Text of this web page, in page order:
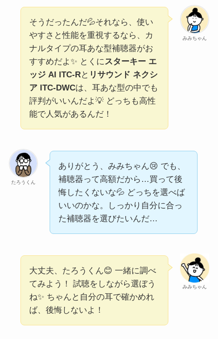
みみちゃん
そうだったんだ💦それなら、使い
やすさと性能を重視するなら、カ
ナルタイプの耳あな型補聴器がお
すすめだよ✨ とくにスターキー エ
ッジ AI ITC-Rと リサウンド ネクシ
ア ITC-DWCは、耳あな型の中でも
評判がいいんだよ💡 どっちも高性
能で人気があるんだ！
たろうくん
ありがとう、みみちゃん😢 でも、
補聴器って高額だから…買って後
悔したくないな💦 どっちを選べば
いいのかな。しっかり自分に合っ
た補聴器を選びたいんだ…
みみちゃん
大丈夫、たろうくん😊 一緒に調べ
てみよう！ 試聴をしながら選ぼう
ね✨ ちゃんと自分の耳で確かめれ
ば、後悔しないよ！